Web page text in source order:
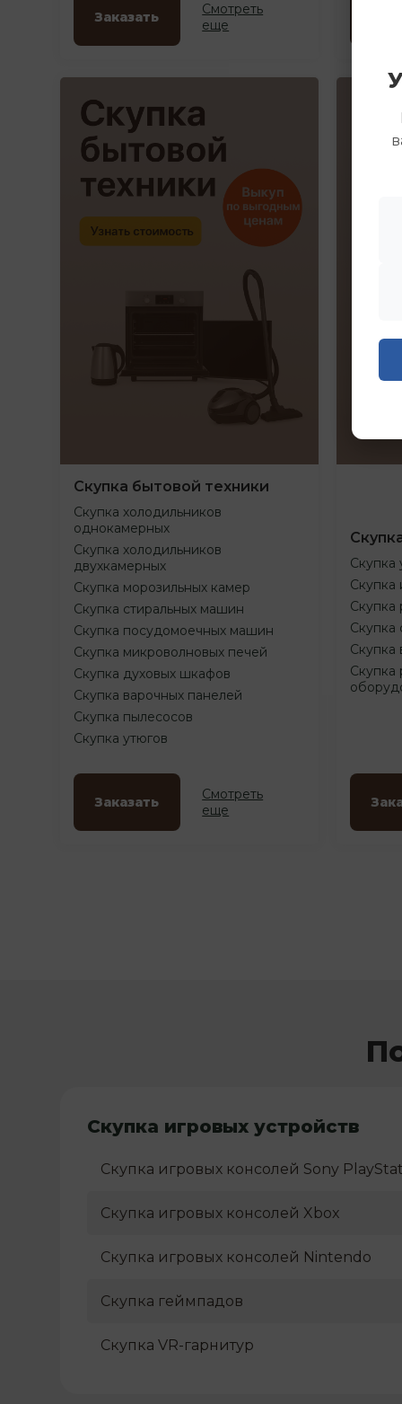
Заказать
Смотреть
еще
Скупка бытовой техники
Скупка холодильников
однокамерных
Скупка холодильников
двухкамерных
Скупка морозильных камер
Скупка стиральных машин
Скупка посудомоечных машин
Скупка микроволновых печей
Скупка духовых шкафов
Скупка варочных панелей
Скупка пылесосов
Скупка утюгов
Заказать
Смотреть
еще
Скупка
Скупка
Скупка
Скупка
Скупка
Скупка
Скупка игровых устройств
Скупка игровых консолей Sony
Скупка игровых консолей Xbox
Скупка игровых консолей Nintendo
Скупка геймпадов
Скупка VR-гарнитур